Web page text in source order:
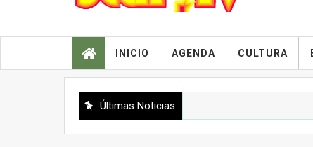
INICIO AGENDA CULTURA
Últimas Noticias